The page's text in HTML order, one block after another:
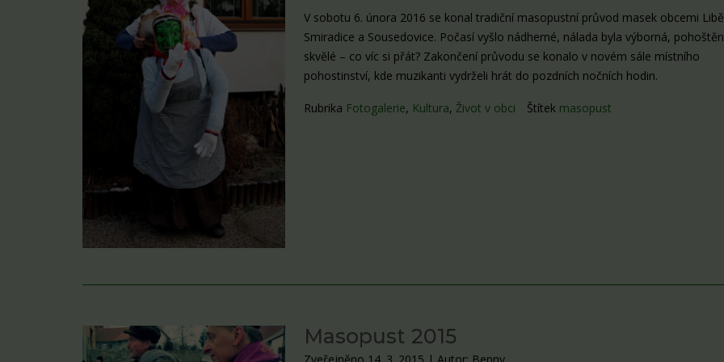
V sobotu 6. února 2016 se konal tradiční masopustní průvod masek obcemi
Smiradice a Sousedovice. Počasí vyšlo nádherné, nálada byla výborná,
skvělé – co víc si přát? Zakončení průvodu se konalo v novém sále místního
pohostinství, kde muzikanti vydrželi hrát do pozdních nočních hodin.
Rubrika Fotogalerie, Kultura, Život v obci Štítek masopust
Masopust 2015